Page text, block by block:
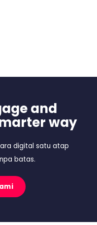
and
way
digital satu atap
batas.